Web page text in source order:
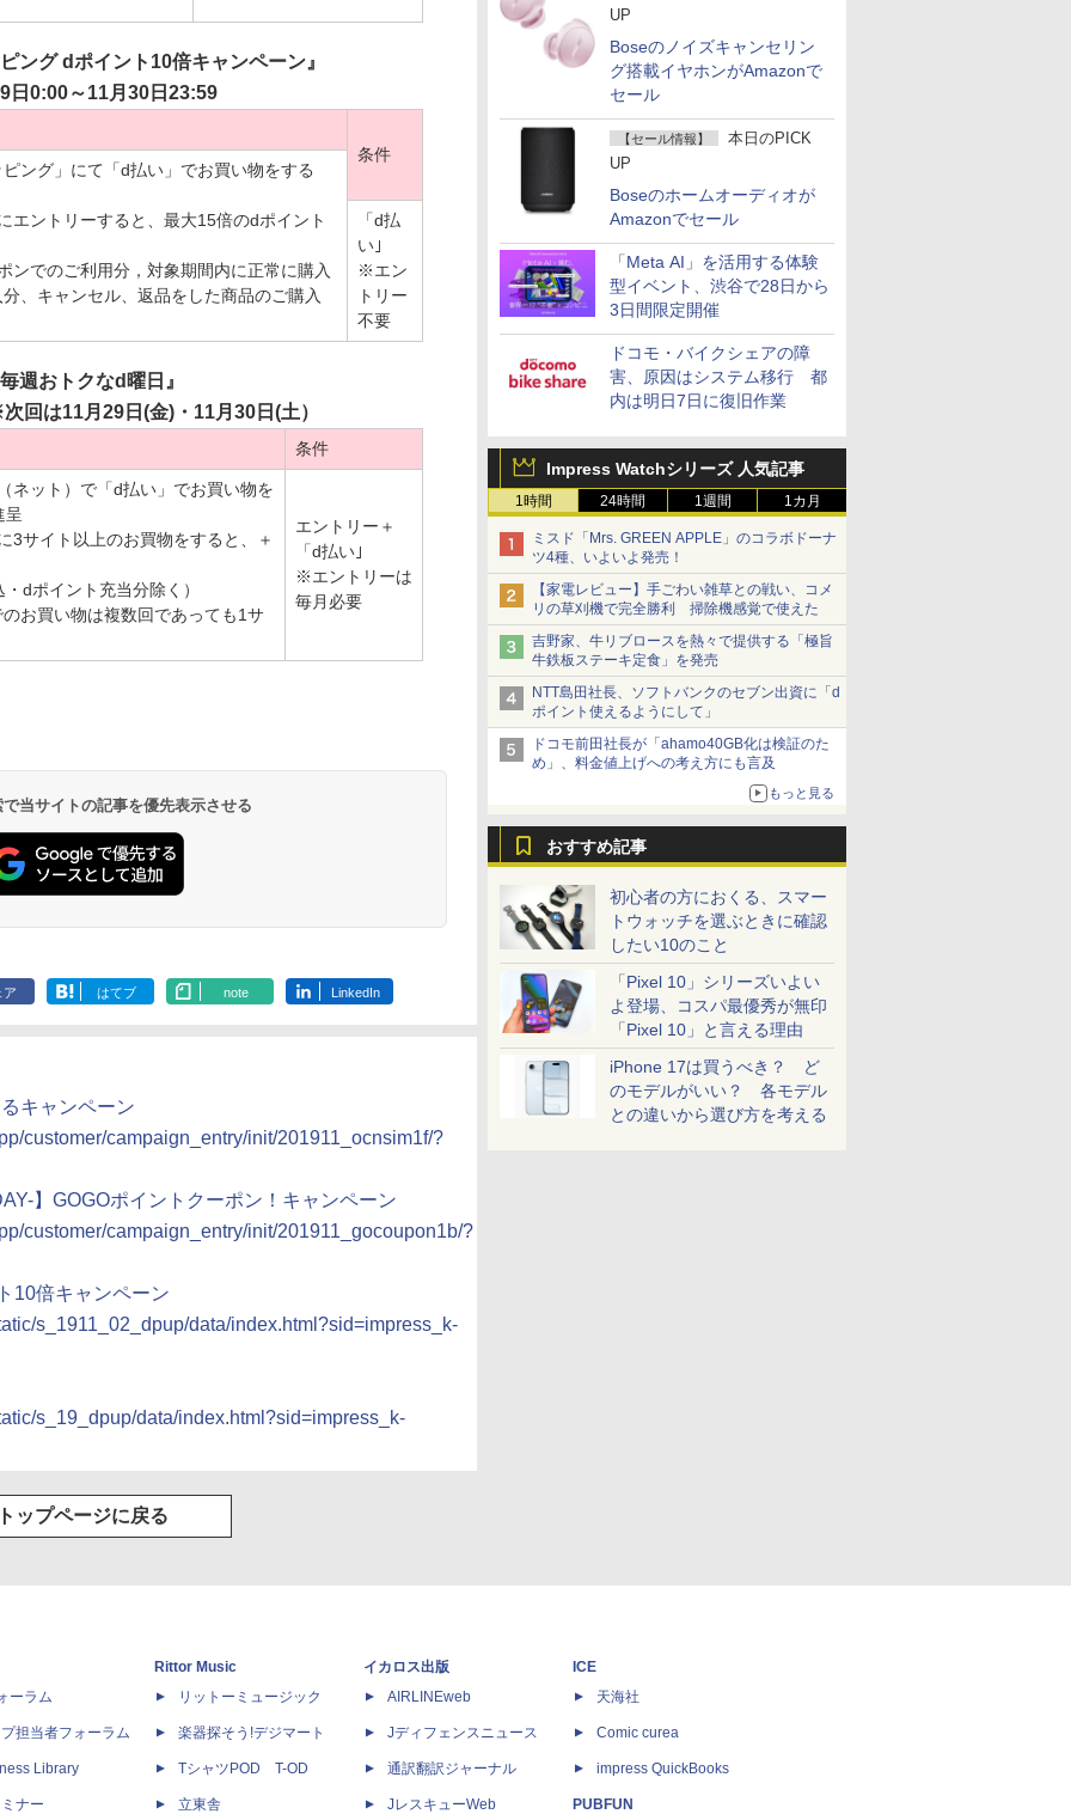
UP
Boseのノイズキャンセリン
グ搭載イヤホンがAmazonで
セール
【セール情報】
本日のPICK
UP
Boseのホームオーディオが
Amazonでセール
「Meta AI」を活用する体験
型イベント、渋谷で28日から
3日間限定開催
ドコモ・バイクシェアの障
害、原因はシステム移行 都
内は明日7日に復旧作業
Impress Watchシリーズ 人気記事
1時間 24時間 1週間 1カ月
ミスド「Mrs. GREEN APPLE」のコラボドーナ
ツ4種、いよいよ発売！
【家電レビュー】手ごわい雑草との戦い、コメ
リの草刈機で完全勝利 掃除機感覚で使えた
吉野家、牛リブロースを熱々で提供する「極旨
牛鉄板ステーキ定食」を発売
NTT島田社長、ソフトバンクのセブン出資に「d
ポイント使えるようにして」
ドコモ前田社長が「ahamo40GB化は検証のた
め」、料金値上げへの考え方にも言及
もっと見る
おすすめ記事
初心者の方におくる、スマー
トウォッチを選ぶときに確認
したい10のこと
「Pixel 10」シリーズいよい
よ登場、コスパ最優秀が無印
「Pixel 10」と言える理由
iPhone 17は買うべき？ ど
のモデルがいい？ 各モデル
との違いから選び方を考える
ング dポイント10倍キャンペーン』
日0:00～11月30日23:59
条件
ング」にて「d払い」でお買い物をする
エントリーすると、最大15倍のdポイント
ンでのご利用分，対象期間内に正常に購入
、キャンセル、返品をした商品のご購入
「d払
い｣
※エン
トリー
不要
週おトクなd曜日』
回は11月29日(金)・11月30日(土）
条件
ネット）で「d払い」でお買い物を
呈
3サイト以上のお買物をすると、＋
dポイント充当分除く）
お買い物は複数回であっても1サ
エントリー＋
「d払い｣
※エントリーは
毎月必要
当サイトの記事を優先表示させる
ア はてブ note LinkedIn
キャンペーン
customer/campaign_entry/init/201911_ocnsim1f/?
】GOGOポイントクーポン！キャンペーン
customer/campaign_entry/init/201911_gocoupon1b/?
10倍キャンペーン
s_1911_02_dpup/data/index.html?sid=impress_k-
s_19_dpup/data/index.html?sid=impress_k-
ップページに戻る
ーラム
担当者フォーラム
Library
ナー
Rittor Music
リットーミュージック
楽器探そう!デジマート
TシャツPOD T-OD
立東舎
イカロス出版
AIRLINEweb
Jディフェンスニュース
通訳翻訳ジャーナル
JレスキューWeb
ICE
天海社
Comic curea
impress QuickBooks
PUBFUN